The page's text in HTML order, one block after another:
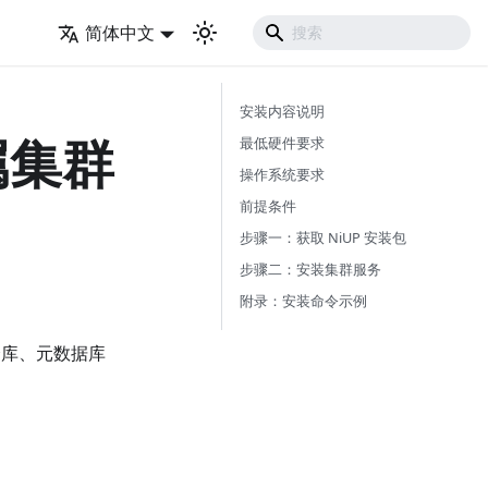
简体中文
群
、元数据库
安装内容说明
最低硬件要求
操作系统要求
前提条件
步骤一：获取 NiUP 安装包
步骤二：安装集群服务
附录：安装命令示例